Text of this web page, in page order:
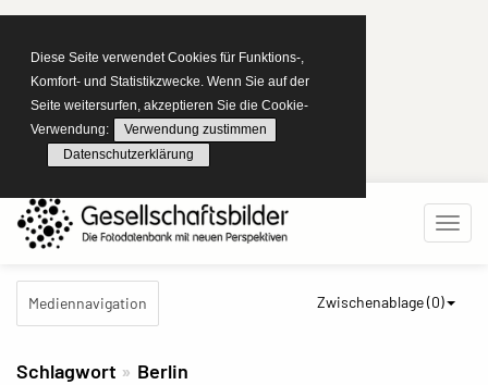
Diese Seite verwendet Cookies für Funktions-,
Komfort- und Statistikzwecke. Wenn Sie auf der
Seite weitersurfen, akzeptieren Sie die Cookie-
Verwendung:
Verwendung zustimmen
Datenschutzerklärung
Mediennavigation Zwischenablage (0)
Schlagwort Berlin